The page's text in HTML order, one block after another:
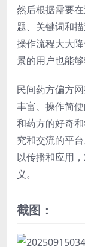
然后根据需要
题、关键词和
操作流程大大
景的用户也能
民间药方偏方
丰富、操作简
和药方的好奇
究和交流的平
以传播和应用
义。
截图：